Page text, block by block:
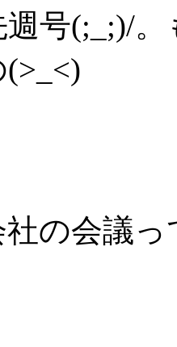
号(;_;)/
の会議っ